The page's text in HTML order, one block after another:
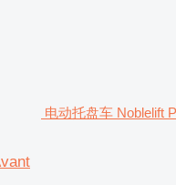
电动托盘车 Noblelift